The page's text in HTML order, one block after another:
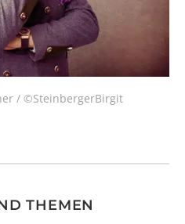
/ ©SteinbergerBirgit
THEMEN